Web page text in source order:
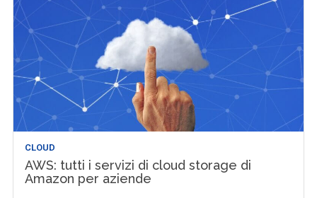
CLOUD
AWS: tutti i servizi di cloud storage di
Amazon per aziende